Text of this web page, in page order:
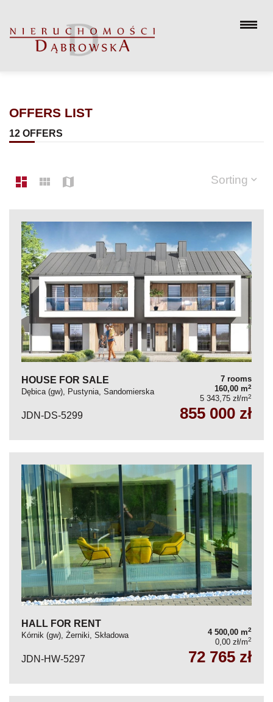
OFFERS LIST
12 OFFERS
Sorting
HOUSE FOR SALE
Dębica (gw), Pustynia, Sandomierska
7 rooms
160,00 m2
5 343,75 zł/m2
JDN-DS-5299 855 000 zł
HALL FOR RENT
Kórnik (gw), Żerniki, Składowa 4 500,00 m2
0,00 zł/m2
JDN-HW-5297 72 765 zł